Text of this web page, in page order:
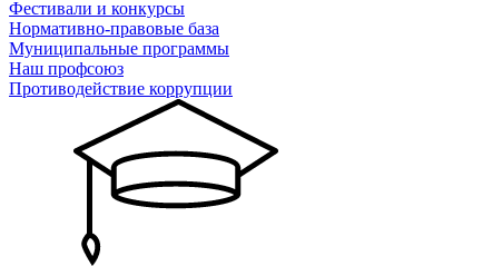
Фестивали и конкурсы
Нормативно-правовые база
Муниципальные программы
Наш профсоюз
Противодействие коррупции